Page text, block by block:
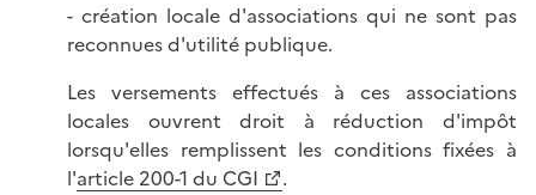
- création locale d'associations qui ne sont pas
reconnues d'utilité publique.
Les versements effectués à ces associations
locales ouvrent droit à réduction d'impôt
lorsqu'elles remplissent les conditions fixées à
l'article 200-1 du CGI .